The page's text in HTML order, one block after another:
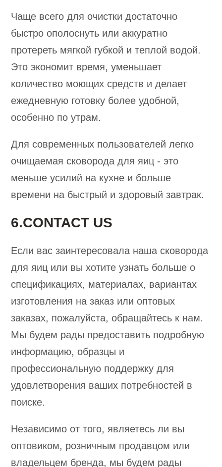
Чаще всего для очистки достаточно
быстро ополоснуть или аккуратно
протереть мягкой губкой и теплой водой.
Это экономит время, уменьшает
количество моющих средств и делает
ежедневную готовку более удобной,
особенно по утрам.
Для современных пользователей легко
очищаемая сковорода для яиц - это
меньше усилий на кухне и больше
времени на быстрый и здоровый завтрак.
6.CONTACT US
Если вас заинтересовала наша сковорода
для яиц или вы хотите узнать больше о
спецификациях, материалах, вариантах
изготовления на заказ или оптовых
заказах, пожалуйста, обращайтесь к нам.
Мы будем рады предоставить подробную
информацию, образцы и
профессиональную поддержку для
удовлетворения ваших потребностей в
поиске.
Независимо от того, являетесь ли вы
оптовиком, розничным продавцом или
владельцем бренда, мы будем рады